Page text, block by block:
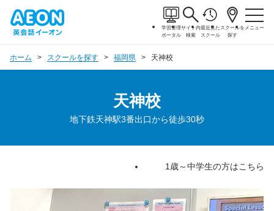
学習管理
ポータル
サイト内
検索
最近見た
スクール
スクールを
探す
メニュー
ホーム スクールを探す 福岡県 天神校
天神校
地下鉄天神駅3番出口から徒歩30秒
1歳～中学生の方はこちら